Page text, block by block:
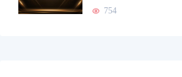
754